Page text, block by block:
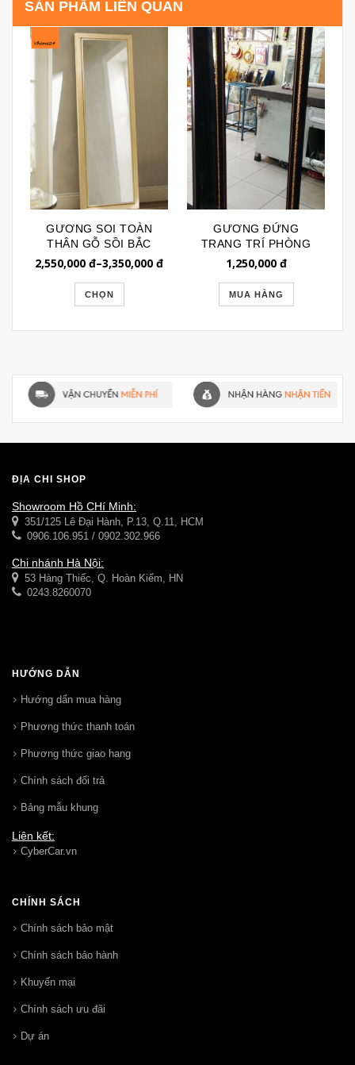
SẢN PHẨM LIÊN QUAN
GƯƠNG SOI TOÀN
THÂN GỖ SỒI BẮC
MỸ NHẬP KHẨU
GSTT017
2,550,000 đ–3,350,000 đ
CHỌN
GƯƠNG ĐỨNG
TRANG TRÍ PHÒNG
KHÁCH SANG TRỌNG
GSTT147
1,250,000đ
MUA HÀNG
ĐỊA CHỈ SHOP
Showroom Hồ CHí Minh:
351/125 Lê Đại Hành, P.13, Q.11, HCM
0906.106.951 / 0902.302.966
Chi nhánh Hà Nội:
53 Hàng Thiếc, Q. Hoàn Kiếm, HN
0243.8260070
HƯỚNG DẪN
Hướng dẩn mua hàng
Phương thức thanh toán
Phương thức giao hang
Chính sách đổi trả
Bảng mẫu khung
Liên kết:
CyberCar.vn
CHÍNH SÁCH
Chính sách bảo mật
Chính sách bảo hành
Khuyến mại
Chính sách ưu đãi
Dự án